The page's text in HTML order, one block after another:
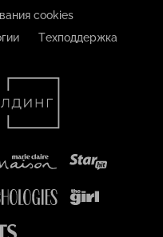
cookies
Техподдержка